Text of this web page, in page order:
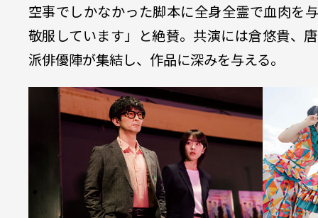
空事でしかなかった脚本に全身全霊で血肉を
敬服しています」と絶賛。共演には倉悠貴、
派俳優陣が集結し、作品に深みを与える。